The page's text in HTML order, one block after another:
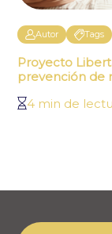
Autor Tags
Proyecto
prevención de
4 min de